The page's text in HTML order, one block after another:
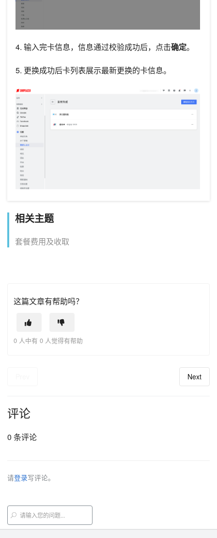
4. 输入完卡信息，信息通过校验成功后，点击确定。
5. 更换成功后卡列表展示最新更换的卡信息。
相关主题
套餐费用及收取
这篇文章有帮助吗？
0 人中有 0 人觉得有帮助
Next
评论
0 条评论
请登录写评论。